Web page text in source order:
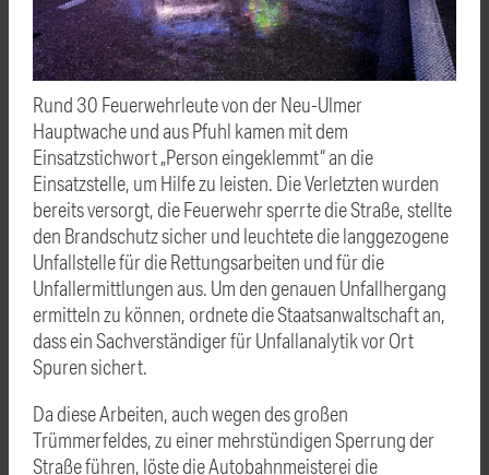
Rund 30 Feuerwehrleute von der Neu-Ulmer
Hauptwache und aus Pfuhl kamen mit dem
Einsatzstichwort „Person eingeklemmt“ an die
Einsatzstelle, um Hilfe zu leisten. Die Verletzten wurden
bereits versorgt, die Feuerwehr sperrte die Straße, stellte
den Brandschutz sicher und leuchtete die langgezogene
Unfallstelle für die Rettungsarbeiten und für die
Unfallermittlungen aus. Um den genauen Unfallhergang
ermitteln zu können, ordnete die Staatsanwaltschaft an,
dass ein Sachverständiger für Unfallanalytik vor Ort
Spuren sichert.
Da diese Arbeiten, auch wegen des großen
Trümmerfeldes, zu einer mehrstündigen Sperrung der
Straße führen, löste die Autobahnmeisterei die